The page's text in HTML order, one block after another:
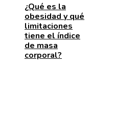
¿Qué es la
obesidad y qué
limitaciones
tiene el índice
de masa
corporal?